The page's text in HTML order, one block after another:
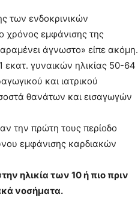
των ενδοκρινικών
χρόνος εμφάνισης της
άγνωστο» είπε ακόμη.
εκατ. γυναικών ηλικίας 50-64
και ιατρικού
θανάτων και εισαγωγών
την πρώτη τους περίοδο
εμφάνισης καρδιακών
ηλικία των 10 ή πιο πριν
νοσήματα.